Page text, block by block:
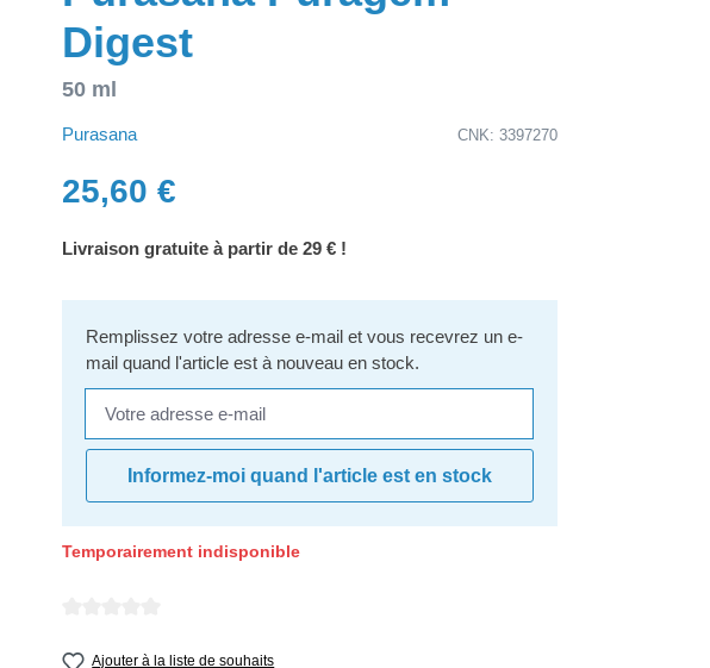
Digest
50 ml
Purasana CNK: 3397270
25,60 €
Livraison gratuite à partir de 29 € !
Remplissez votre adresse e-mail et vous recevrez un e-
mail quand l'article est à nouveau en stock.
Informez-moi quand l'article est en stock
Temporairement indisponible
Ajouter à la liste de souhaits